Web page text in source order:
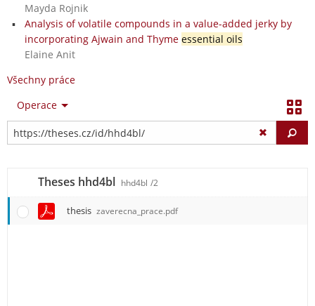
Mayda Rojnik
Analysis of volatile compounds in a value-added jerky by
incorporating Ajwain and Thyme essential oils
Elaine Anit
Všechny práce
Operace
Theses hhd4bl hhd4bl /2
thesis zaverecna_prace.pdf